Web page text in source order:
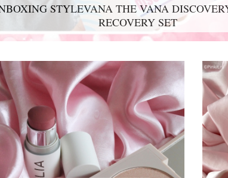
STYLEVANA THE VANA
RECOVERY SET